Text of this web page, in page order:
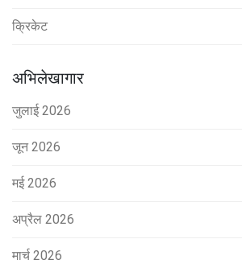
क्रिकेट
अभिलेखागार
जुलाई 2026
जून 2026
मई 2026
अप्रैल 2026
मार्च 2026